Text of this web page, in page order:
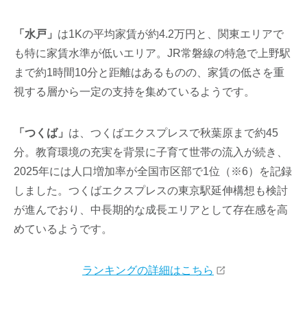
「水戸」 は1Kの平均家賃が約4.2万円と、関東エリアで
も特に家賃水準が低いエリア。JR常磐線の特急で上野駅
まで約1時間10分と距離はあるものの、家賃の低さを重
視する層から一定の支持を集めているようです。
「つくば」 は、つくばエクスプレスで秋葉原まで約45
分。教育環境の充実を背景に子育て世帯の流入が続き、
2025年には人口増加率が全国市区部で1位（※6）を記録
しました。つくばエクスプレスの東京駅延伸構想も検討
が進んでおり、中長期的な成長エリアとして存在感を高
めているようです。
ランキングの詳細はこちら